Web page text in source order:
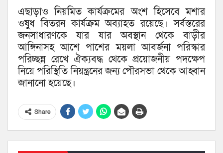
এছাড়াও নিয়মিত কার্যক্রমের অংশ হিসেবে মশার
ওষুধ বিতরন কার্যক্রম অব্যাহত রয়েছে। সর্বস্তরের
জনসাধারণকে যার যার অবস্থান থেকে বাড়ীর
আঙ্গিনাসহ আশে পাশের ময়লা আবর্জনা পরিস্কার
পরিচ্ছন্ন রেখে ঐক্যবদ্ধ থেকে প্রয়োজনীয় পদক্ষেপ
নিয়ে পরিস্থিতি নিয়ন্ত্রনের জন্য পৌরসভা থেকে আহ্বান
জানানো হয়েছে।
Share